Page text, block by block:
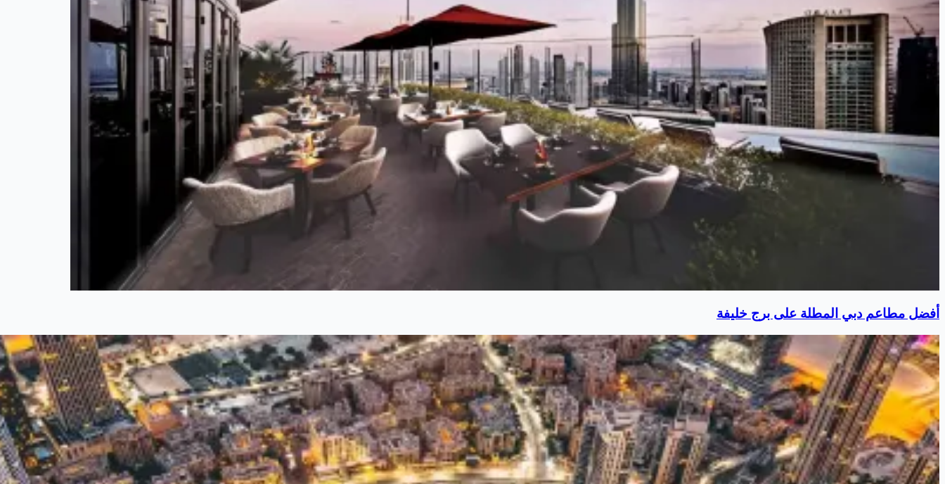
أفضل مطاعم دبي المطلة على برج خليفة